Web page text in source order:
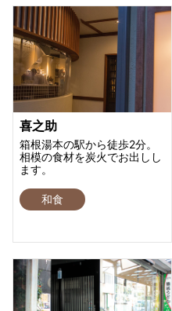
喜之助
箱根湯本の駅から徒歩2分。
相模の食材を炭火でお出しし
ます。
和食